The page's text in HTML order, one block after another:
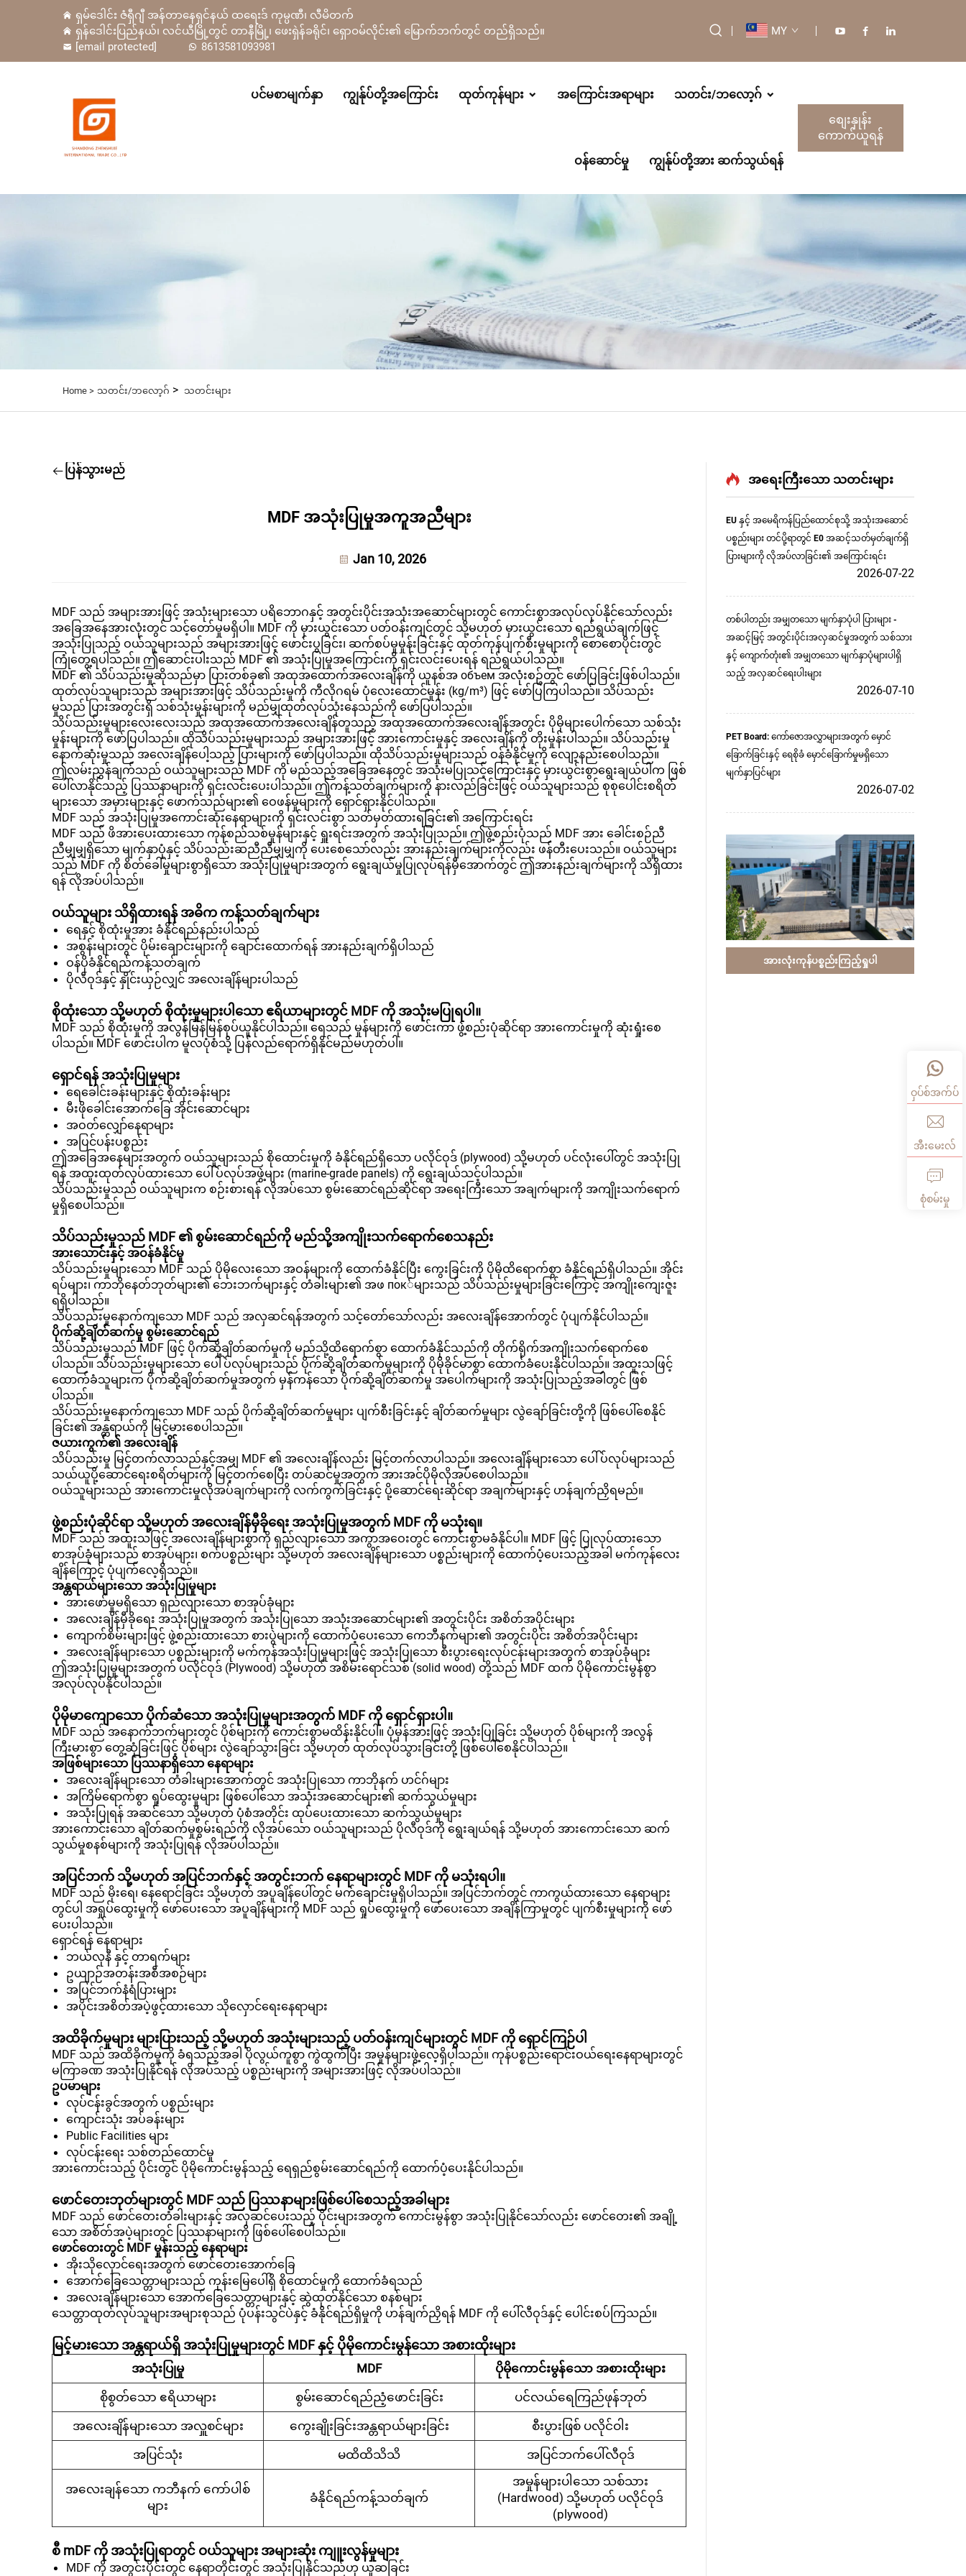
ရှမ်ဒေါင်း ဇံရှီဂျီ အန်တာနေရှင်နယ် ထရေးဒ် ကုမ္ပဏီ၊ လီမိတက်
ရှန်ဒေါင်းပြည်နယ်၊ လင်ယီမြို့တွင် တာနီမြို့၊ ဖေးရှဲန်ခရိုင်၊ ရှောဝမ်လိုင်း၏ မြောက်ဘက်တွင် တည်ရှိသည်။
[email protected]
8613581093981
MY
ပင်မစာမျက်နှာ ကျွန်ုပ်တို့အကြောင်း ထုတ်ကုန်များ အကြောင်းအရာများ သတင်း/ဘလော့ဂ်
ဝန်ဆောင်မှု ကျွန်ုပ်တို့အား ဆက်သွယ်ရန်
စျေးနှုန်း
ကောက်ယူရန်
Home > သတင်း/ဘလော့ဂ် > သတင်းများ
ပြန်သွားမည်
MDF အသုံးပြုမှုအကူအညီများ
Jan 10, 2026
MDF သည် အများအားဖြင့် အသုံးများသော ပရိဘောဂနှင့် အတွင်းပိုင်းအသုံးအဆောင်များတွင် ကောင်းစွာအလုပ်လုပ်နိုင်သော်လည်း
အခြေအနေအားလုံးတွင် သင့်တော်မှုမရှိပါ။ MDF ကို မှားယွင်းသော ပတ်ဝန်းကျင်တွင် သို့မဟုတ် မှားယွင်းသော ရည်ရွယ်ချက်ဖြင့်
အသုံးပြုသည့် ဝယ်သူများသည် အများအားဖြင့် ဖောင်းပွခြင်း၊ ဆက်စပ်မှုမှုန်းခြင်းနှင့် ထုတ်ကုန်ပျက်စီးမှုများကို စောစောပိုင်းတွင်
ကြုံတွေ့ရပါသည်။ ဤဆောင်းပါးသည် MDF ၏ အသုံးပြုမှုအကြောင်းကို ရှင်းလင်းပေးရန် ရည်ရွယ်ပါသည်။
MDF ၏ သိပ်သည်းမှုဆိုသည်မှာ ပြားတစ်ခု၏ အထုအထောက်အလေးချိန်ကို ယူနစ်အ объем အလုံးစဥ်တွင် ဖော်ပြခြင်းဖြစ်ပါသည်။
ထုတ်လုပ်သူများသည် အများအားဖြင့် သိပ်သည်းမှုကို ကီလိုဂရမ် ပုံလေးထောင်မှုန်း (kg/m³) ဖြင့် ဖော်ပြကြပါသည်။ သိပ်သည်း
မှုသည် ပြားအတွင်းရှိ သစ်သုံးမှုန်းများကို မည်မျှထုတ်လုပ်သုံးနေသည်ကို ဖော်ပြပါသည်။
သိပ်သည်းမှုများလေးလေးသည် အထုအထောက်အလေးချိန်တူသည့် အထုအထောက်အလေးချိန်အတွင်း ပိုမိုများပေါက်သော သစ်သုံး
မှုန်းများကို ဖော်ပြပါသည်။ ထိုသိပ်သည်းမှုများသည် အများအားဖြင့် အားကောင်းမှုနှင့် အလေးချိန်ကို တိုးမှုန်းပါသည်။ သိပ်သည်းမှု
နောက်ဆုံးမှုသည် အလေးချိန်ပေါ့သည့် ပြားများကို ဖော်ပြပါသည်။ ထိုသိပ်သည်းမှုများသည် ဝန်ခံနိုင်မှုကို လျော့နည်းစေပါသည်။
ဤလမ်းညွှန်ချက်သည် ဝယ်သူများသည် MDF ကို မည်သည့်အခြေအနေတွင် အသုံးမပြုသင့်ကြောင်းနှင့် မှားယွင်းစွာရွေးချယ်ပါက ဖြစ်
ပေါ်လာနိုင်သည့် ပြဿနာများကို ရှင်းလင်းပေးပါသည်။ ဤကန့်သတ်ချက်များကို နားလည်ခြင်းဖြင့် ဝယ်သူများသည် စုစုပေါင်းစရိတ်
များသော အမှားများနှင့် ဖောက်သည်များ၏ ဝေဖန်မှုများကို ရှောင်ရှားနိုင်ပါသည်။
MDF သည် အသုံးပြုမှုအကောင်းဆုံးနေရာများကို ရှင်းလင်းစွာ သတ်မှတ်ထားရခြင်း၏ အကြောင်းရင်း
MDF သည် ဖိအားပေးထားသော ကုန်စည်သစ်မှုန်များနှင့် ရှူးရင်းအတွက် အသုံးပြုသည်။ ဤဖွဲ့စည်းပုံသည် MDF အား ခေါင်းစဉ်ညီ
ညီမျှမျှရှိသော မျက်နှာပုံနှင့် သိပ်သည်းဆညီညီမျှမျှကို ပေးစေသော်လည်း အားနည်းချက်များကိုလည်း ဖန်တီးပေးသည်။ ဝယ်သူများ
သည် MDF ကို စိတ်ခေါ်မှုများစွာရှိသော အသုံးပြုမှုများအတွက် ရွေးချယ်မှုပြုလုပ်ရန်မှီအောက်တွင် ဤအားနည်းချက်များကို သိရှိထား
ရန် လိုအပ်ပါသည်။
ဝယ်သူများ သိရှိထားရန် အဓိက ကန့်သတ်ချက်များ
ရေနှင့် စိုထုံးမှုအား ခံနိုင်ရည်နည်းပါသည်
အစွန်းများတွင် ပိုမ်းချောင်းများကို ချောင်းထောက်ရန် အားနည်းချက်ရှိပါသည်
ဝန်ပိုခံနိုင်ရည်ကန့်သတ်ချက်
ပိုလီဝုဒ်နှင့် နှိုင်းယှဉ်လျှင် အလေးချိန်များပါသည်
စိုထုံးသော သို့မဟုတ် စိုထုံးမှုများပါသော ဧရိယာများတွင် MDF ကို အသုံးမပြုရပါ။
MDF သည် စိုထုံးမှုကို အလွန်မြန်မြန်စုပ်ယူနိုင်ပါသည်။ ရေသည် မှုန်များကို ဖောင်းကာ ဖွဲ့စည်းပုံဆိုင်ရာ အားကောင်းမှုကို ဆုံးရှုံးစေ
ပါသည်။ MDF ဖောင်းပါက မူလပုံစံသို့ ပြန်လည်ရောက်ရှိနိုင်မည်မဟုတ်ပါ။
ရှောင်ရန် အသုံးပြုမှုများ
ရေခေါင်းခန်းများနှင့် စိုထုံးခန်းများ
မီးဖိုခေါင်းအောက်ခြေ အိုင်းဆောင်များ
အဝတ်လျှော်နေရာများ
အပြင်ပန်းပစ္စည်း
ဤအခြေအနေများအတွက် ဝယ်သူများသည် စိုထောင်းမှုကို ခံနိုင်ရည်ရှိသော ပလိုင်ဝုဒ် (plywood) သို့မဟုတ် ပင်လုံးပေါ်တွင် အသုံးပြု
ရန် အထူးထုတ်လုပ်ထားသော ပေါ်ပ်လုပ်အဖွဲ့များ (marine-grade panels) ကို ရွေးချယ်သင့်ပါသည်။
သိပ်သည်းမှုသည် ဝယ်သူများက စဉ်းစားရန် လိုအပ်သော စွမ်းဆောင်ရည်ဆိုင်ရာ အရေးကြီးသော အချက်များကို အကျိုးသက်ရောက်
မှုရှိစေပါသည်။
သိပ်သည်းမှုသည် MDF ၏ စွမ်းဆောင်ရည်ကို မည်သို့အကျိုးသက်ရောက်စေသနည်း
အားသောင်းနှင့် အဝန်ခံနိုင်မှု
သိပ်သည်းမှုများသော MDF သည် ပိုမိုလေးသော အဝန်များကို ထောက်ခံနိုင်ပြီး ကွေးခြင်းကို ပိုမိုထိရောက်စွာ ခံနိုင်ရည်ရှိပါသည်။ အိုင်း
ရပ်များ၊ ကာဘိုနေတ်ဘုတ်များ၏ ဘေးဘက်များနှင့် တံခါးများ၏ အဖ пок်များသည် သိပ်သည်းမှုများခြင်းကြောင့် အကျိုးကျေးဇူး
ရရှိပါသည်။
သိပ်သည်းမှုနောက်ကျသော MDF သည် အလှဆင်ရန်အတွက် သင့်တော်သော်လည်း အလေးချိန်အောက်တွင် ပုံပျက်နိုင်ပါသည်။
ပိုက်ဆို့ချိတ်ဆက်မှု စွမ်းဆောင်ရည်
သိပ်သည်းမှုသည် MDF ဖြင့် ပိုက်ဆို့ချိတ်ဆက်မှုကို မည်သို့ထိရောက်စွာ ထောက်ခံနိုင်သည်ကို တိုက်ရိုက်အကျိုးသက်ရောက်စေ
ပါသည်။ သိပ်သည်းမှုများသော ပေါ်ပ်လုပ်များသည် ပိုက်ဆို့ချိတ်ဆက်မှုများကို ပိုမိုခိုင်မာစွာ ထောက်ခံပေးနိုင်ပါသည်။ အထူးသဖြင့်
ထောက်ခံသူများက ပိုက်ဆို့ချိတ်ဆက်မှုအတွက် မှန်ကန်သော ပိုက်ဆို့ချိတ်ဆက်မှု အပေါက်များကို အသုံးပြုသည့်အခါတွင် ဖြစ်
ပါသည်။
သိပ်သည်းမှုနောက်ကျသော MDF သည် ပိုက်ဆို့ချိတ်ဆက်မှုများ ပျက်စီးခြင်းနှင့် ချိတ်ဆက်မှုများ လွဲချော်ခြင်းတို့ကို ဖြစ်ပေါ်စေနိုင်
ခြင်း၏ အန္တရာယ်ကို မြင့်မားစေပါသည်။
ဇယားကွက်၏ အလေးချိန်
သိပ်သည်းမှု မြင့်တက်လာသည်နှင့်အမျှ MDF ၏ အလေးချိန်လည်း မြင့်တက်လာပါသည်။ အလေးချိန်များသော ပေါ်ပ်လုပ်များသည်
သယ်ယူပို့ဆောင်ရေးစရိတ်များကို မြင့်တက်စေပြီး တပ်ဆင်မှုအတွက် အားအင်ပိုမိုလိုအပ်စေပါသည်။
ဝယ်သူများသည် အားကောင်းမှုလိုအပ်ချက်များကို လက်ကွက်ခြင်းနှင့် ပို့ဆောင်ရေးဆိုင်ရာ အချက်များနှင့် ဟန်ချက်ညှိရမည်။
ဖွဲ့စည်းပုံဆိုင်ရာ သို့မဟုတ် အလေးချိန်မှီခိုရေး အသုံးပြုမှုအတွက် MDF ကို မသုံးရ။
MDF သည် အထူးသဖြင့် အလေးချိန်များစွာကို ရှည်လျားသော အကွာအဝေးတွင် ကောင်းစွာမခံနိုင်ပါ။ MDF ဖြင့် ပြုလုပ်ထားသော
စာအုပ်ခုံများသည် စာအုပ်များ၊ စက်ပစ္စည်းများ သို့မဟုတ် အလေးချိန်များသော ပစ္စည်းများကို ထောက်ပံ့ပေးသည့်အခါ မက်ကုန်လေး
ချိန်ကြောင့် ပုံပျက်လေ့ရှိသည်။
အန္တရာယ်များသော အသုံးပြုမှုများ
အားဖော်မှုမရှိသော ရှည်လျားသော စာအုပ်ခုံများ
အလေးချိန်မှီခိုရေး အသုံးပြုမှုအတွက် အသုံးပြုသော အသုံးအဆောင်များ၏ အတွင်းပိုင်း အစိတ်အပိုင်းများ
ကျောက်စိမ်းများဖြင့် ဖွဲ့စည်းထားသော စားပွဲများကို ထောက်ပံ့ပေးသော ကေဘီနက်များ၏ အတွင်းပိုင်း အစိတ်အပိုင်းများ
အလေးချိန်များသော ပစ္စည်းများကို မက်ကုန်အသုံးပြုမှုများဖြင့် အသုံးပြုသော စီးပွားရေးလုပ်ငန်းများအတွက် စာအုပ်ခုံများ
ဤအသုံးပြုမှုများအတွက် ပလိုင်ဝုဒ် (Plywood) သို့မဟုတ် အစိမ်းရောင်သစ် (solid wood) တို့သည် MDF ထက် ပိုမိုကောင်းမွန်စွာ
အလုပ်လုပ်နိုင်ပါသည်။
ပိုမိုမာကျောသော ပိုက်ဆံသော အသုံးပြုမှုများအတွက် MDF ကို ရှောင်ရှားပါ။
MDF သည် အနောက်ဘက်များတွင် ပိုစ်များကို ကောင်းစွာမထိန်းနိုင်ပါ။ ပုံမှန်အားဖြင့် အသုံးပြုခြင်း သို့မဟုတ် ပိုစ်များကို အလွန်
ကြီးမားစွာ တွေ့ဆုံခြင်းဖြင့် ပိုစ်များ လွဲချော်သွားခြင်း သို့မဟုတ် ထုတ်လုပ်သွားခြင်းတို့ ဖြစ်ပေါ်စေနိုင်ပါသည်။
အဖြစ်များသော ပြဿနာရှိသော နေရာများ
အလေးချိန်များသော တံခါးများအောက်တွင် အသုံးပြုသော ကာဘိုနက် ဟင်ဂ်များ
အကြိမ်ရောက်စွာ ရှုပ်ထွေးမှုများ ဖြစ်ပေါ်သော အသုံးအဆောင်များ၏ ဆက်သွယ်မှုများ
အသုံးပြုရန် အဆင်သော သို့မဟုတ် ပုံစံအတိုင်း ထုပ်ပေးထားသော ဆက်သွယ်မှုများ
အားကောင်းသော ချိတ်ဆက်မှုစွမ်းရည်ကို လိုအပ်သော ဝယ်သူများသည် ပိုလီဝုဒ်ကို ရွေးချယ်ရန် သို့မဟုတ် အားကောင်းသော ဆက်
သွယ်မှုစနစ်များကို အသုံးပြုရန် လိုအပ်ပါသည်။
အပြင်ဘက် သို့မဟုတ် အပြင်ဘက်နှင့် အတွင်းဘက် နေရာများတွင် MDF ကို မသုံးရပါ။
MDF သည် မိုးရေ၊ နေရောင်ခြင်း သို့မဟုတ် အပူချိန်ပေါ်တွင် မက်ချောင်းမှုရှိပါသည်။ အပြင်ဘက်တွင် ကာကွယ်ထားသော နေရာများ
တွင်ပါ အရှုပ်ထွေးမှုကို ဖော်ပေးသော အပူချိန်များကို MDF သည် ရှုပ်ထွေးမှုကို ဖော်ပေးသော အချိန်ကြာမှုတွင် ပျက်စီးမှုများကို ဖော်
ပေးပါသည်။
ရှောင်ရန် နေရာများ
ဘယ်လုနီ နှင့် တာရက်များ
ဥယျာဉ်အတန်းအစီအစဉ်များ
အပြင်ဘက်နံရံပြားများ
အပိုင်းအစိတ်အပဲ့ဖွင့်ထားသော သိုလှောင်ရေးနေရာများ
အထိခိုက်မှုများ များပြားသည့် သို့မဟုတ် အသုံးများသည့် ပတ်ဝန်းကျင်များတွင် MDF ကို ရှောင်ကြဉ်ပါ
MDF သည် အထိခိုက်မှုကို ခံရသည့်အခါ ပိုလွယ်ကူစွာ ကွဲထွက်ပြီး အမှုန်များဖွဲ့လေ့ရှိပါသည်။ ကုန်ပစ္စည်းရောင်းဝယ်ရေးနေရာများတွင်
မကြာခဏ အသုံးပြုနိုင်ရန် လိုအပ်သည့် ပစ္စည်းများကို အများအားဖြင့် လိုအပ်ပါသည်။
ဥပမာများ
လုပ်ငန်းခွင်အတွက် ပစ္စည်းများ
ကျောင်းသုံး အပ်ခန်းများ
Public Facilities များ
လုပ်ငန်းရေး သစ်တည်ထောင်မှု
အားကောင်းသည့် ပိုင်းတွင် ပိုမိုကောင်းမွန်သည့် ရေရှည်စွမ်းဆောင်ရည်ကို ထောက်ပံ့ပေးနိုင်ပါသည်။
ဖောင်တေးဘုတ်များတွင် MDF သည် ပြဿနာများဖြစ်ပေါ်စေသည့်အခါများ
MDF သည် ဖောင်တေးတံခါးများနှင့် အလှဆင်ပေးသည့် ပိုင်းများအတွက် ကောင်းမွန်စွာ အသုံးပြုနိုင်သော်လည်း ဖောင်တေး၏ အချို့
သော အစိတ်အပဲ့များတွင် ပြဿနာများကို ဖြစ်ပေါ်စေပါသည်။
ဖောင်တေးတွင် MDF မှုန်းသည့် နေရာများ
အိုးသိုလှောင်ရေးအတွက် ဖောင်တေးအောက်ခြေ
အောက်ခြေသေတ္တာများသည် ကုန်းမြေပေါ်ရှိ စိုထောင်မှုကို ထောက်ခံရသည်
အလေးချိန်များသော အောက်ခြေသေတ္တာများနှင့် ဆွဲထုတ်နိုင်သော စနစ်များ
သေတ္တာထုတ်လုပ်သူများအများစုသည် ပုံပန်းသွင်ပဲနှင့် ခံနိုင်ရည်ရှိမှုကို ဟန်ချက်ညှိရန် MDF ကို ပေါ်လီဝုဒ်နှင့် ပေါင်းစပ်ကြသည်။
မြင့်မားသော အန္တရာယ်ရှိ အသုံးပြုမှုများတွင် MDF နှင့် ပိုမိုကောင်းမွန်သော အစားထိုးများ
အသုံးပြုမှု MDF
ပိုမိုကောင်းမွန်သော အစားထိုးများ
စိုစွတ်သော ဧရိယာများ
စွမ်းဆောင်ရည်ညံ့ဖောင်းခြင်း
ပင်လယ်ရေကြည်ဖုန်ဘုတ်
အလေးချိန်များသော အလှူစင်များ
ကွေးချိုးခြင်းအန္တရာယ်များခြင်း
စီးပွားဖြစ် ပလိုင်ဝါး
အပြင်သုံး
မထိထိသိသိ အပြင်ဘက်ပေါ်လီဝုဒ်
အလေးချန်သော ကဘီနက် ကော်ပါစ်
များ
ခံနိုင်ရည်ကန့်သတ်ချက်
အမှုန်များပါသော သစ်သား
(Hardwood) သို့မဟုတ် ပလိုင်ဝုဒ်
(plywood)
စီ mDF ကို အသုံးပြုရာတွင် ဝယ်သူများ အများဆုံး ကျူးလွန်မှုများ
MDF ကို အတွင်းပိုင်းတွင် နေရာတိုင်းတွင် အသုံးပြုနိုင်သည်ဟု ယူဆခြင်း
အရေးကြီးသော သတင်းများ
EU နှင့် အမေရိကန်ပြည်ထောင်စုသို့ အသုံးအဆောင်
ပစ္စည်းများ တင်ပို့ရာတွင် E0 အဆင့်သတ်မှတ်ချက်ရှိ
ပြားများကို လိုအပ်လာခြင်း၏ အကြောင်းရင်း
2026-07-22
တစ်ပါတည်း အမျှတသော မျက်နှာပုံပါ ပြားများ -
အဆင့်မြင့် အတွင်းပိုင်းအလှဆင်မှုအတွက် သစ်သား
နှင့် ကျောက်တုံး၏ အမျှတသော မျက်နှာပုံများပါရှိ
သည့် အလှဆင်ရေးပါးများ
2026-07-10
PET Board: ကော်ဇောအလွှာများအတွက် မှောင်
ခြောက်ခြင်းနှင့် ရေစိုခံ မှောင်ခြောက်မှုမရှိသော
မျက်နှာပြင်များ
2026-07-02
အားလုံးကုန်ပစ္စည်းကြည့်ရှုပါ
ဝှပ်စ်အက်ပ်
အီးမေးလ်
စုံစမ်းမှု